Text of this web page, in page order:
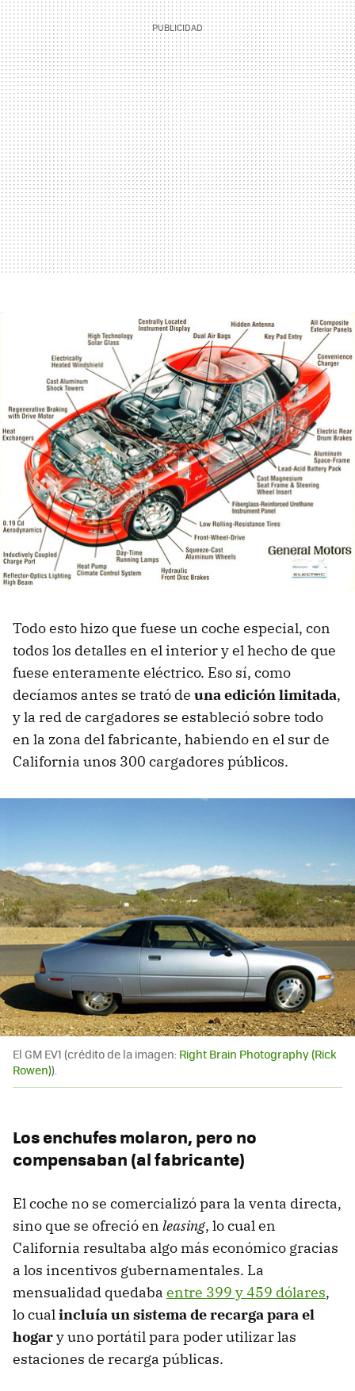
Todo esto hizo que fuese un coche especial, con
todos los detalles en el interior y el hecho de que
fuese enteramente eléctrico. Eso sí, como
decíamos antes se trató de una edición limitada,
y la red de cargadores se estableció sobre todo
en la zona del fabricante, habiendo en el sur de
California unos 300 cargadores públicos.
El GM EV1 (crédito de la imagen: Right Brain Photography (Rick
Rowen)).
Los enchufes molaron, pero no
compensaban (al fabricante)
El coche no se comercializó para la venta directa,
sino que se ofreció en leasing, lo cual en
California resultaba algo más económico gracias
a los incentivos gubernamentales. La
mensualidad quedaba entre 399 y 459 dólares,
lo cual incluía un sistema de recarga para el
hogary uno portátil para poder utilizar las
estaciones de recarga públicas.